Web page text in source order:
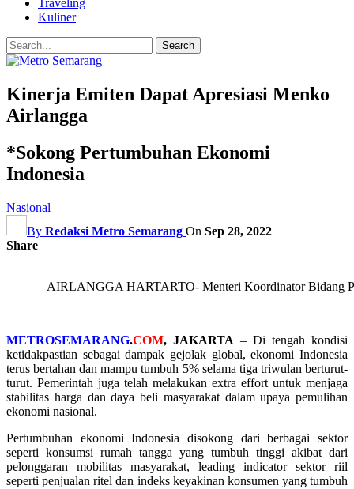
Traveling
Kuliner
Kinerja Emiten Dapat Apresiasi Menko
Airlangga
*Sokong Pertumbuhan Ekonomi
Indonesia
Nasional
By Redaksi Metro Semarang On Sep 28, 2022
Share
– AIRLANGGA HARTARTO- Menteri Koordinator Bidang
METROSEMARANG.COM, JAKARTA – Di tengah kondisi
ketidakpastian sebagai dampak gejolak global, ekonomi Indonesia
terus bertahan dan mampu tumbuh 5% selama tiga triwulan berturut-
turut. Pemerintah juga telah melakukan extra effort untuk menjaga
stabilitas harga dan daya beli masyarakat dalam upaya pemulihan
ekonomi nasional.
Pertumbuhan ekonomi Indonesia disokong dari berbagai sektor
seperti konsumsi rumah tangga yang tumbuh tinggi akibat dari
pelonggaran mobilitas masyarakat, leading indicator sektor riil
seperti penjualan ritel dan indeks keyakinan konsumen yang tumbuh